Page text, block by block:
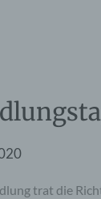
trat die